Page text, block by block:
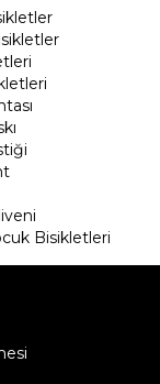
Bisikletleri